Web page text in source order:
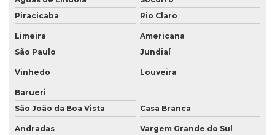
Empresas de obras em sp
Empresas prestadoras de serviços industriais
Empresas prestadoras de serviços de manutenção industrial
Equipe para reformas
Estruturas metalicas para obra
Piracicaba
Rio Claro
Limeira
Americana
São Paulo
Jundiaí
Vinhedo Louveira
Barueri
São João da Boa Vista
Casa Branca
Andradas
Vargem Grande do Sul